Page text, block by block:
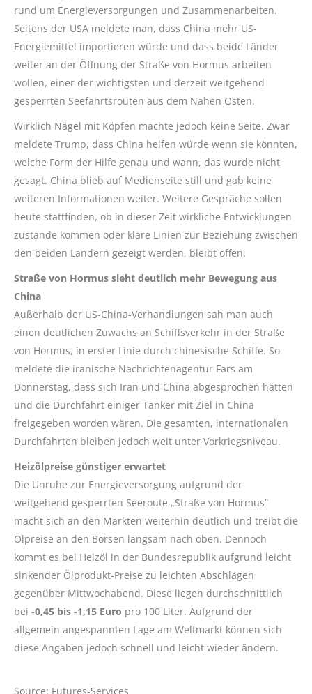
rund um Energieversorgungen und Zusammenarbeiten.
Seitens der USA meldete man, dass China mehr US-
Energiemittel importieren würde und dass beide Länder
weiter an der Öffnung der Straße von Hormus arbeiten
wollen, einer der wichtigsten und derzeit weitgehend
gesperrten Seefahrtsrouten aus dem Nahen Osten.
Wirklich Nägel mit Köpfen machte jedoch keine Seite. Zwar
meldete Trump, dass China helfen würde wenn sie könnten,
welche Form der Hilfe genau und wann, das wurde nicht
gesagt. China blieb auf Medienseite still und gab keine
weiteren Informationen weiter. Weitere Gespräche sollen
heute stattfinden, ob in dieser Zeit wirkliche Entwicklungen
zustande kommen oder klare Linien zur Beziehung zwischen
den beiden Ländern gezeigt werden, bleibt offen.
Straße von Hormus sieht deutlich mehr Bewegung aus
China
Außerhalb der US-China-Verhandlungen sah man auch
einen deutlichen Zuwachs an Schiffsverkehr in der Straße
von Hormus, in erster Linie durch chinesische Schiffe. So
meldete die iranische Nachrichtenagentur Fars am
Donnerstag, dass sich Iran und China abgesprochen hätten
und die Durchfahrt einiger Tanker mit Ziel in China
freigegeben worden wären. Die gesamten, internationalen
Durchfahrten bleiben jedoch weit unter Vorkriegsniveau.
Heizölpreise günstiger erwartet
Die Unruhe zur Energieversorgung aufgrund der
weitgehend gesperrten Seeroute „Straße von Hormus“
macht sich an den Märkten weiterhin deutlich und treibt die
Ölpreise an den Börsen langsam nach oben. Dennoch
kommt es bei Heizöl in der Bundesrepublik aufgrund leicht
sinkender Ölprodukt-Preise zu leichten Abschlägen
gegenüber Mittwochabend. Diese liegen durchschnittlich
bei -0,45 bis -1,15 Euro pro 100 Liter. Aufgrund der
allgemein angespannten Lage am Weltmarkt können sich
diese Angaben jedoch schnell und leicht wieder ändern.
Source: Futures-Services